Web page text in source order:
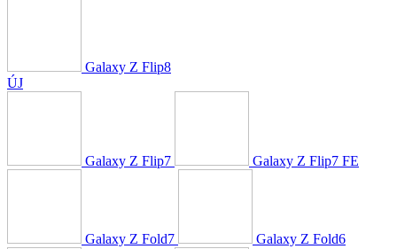
Galaxy Z Flip8
ÚJ
Galaxy Z Flip7 Galaxy Z Flip7 FE
Galaxy Z Fold7 Galaxy Z Fold6